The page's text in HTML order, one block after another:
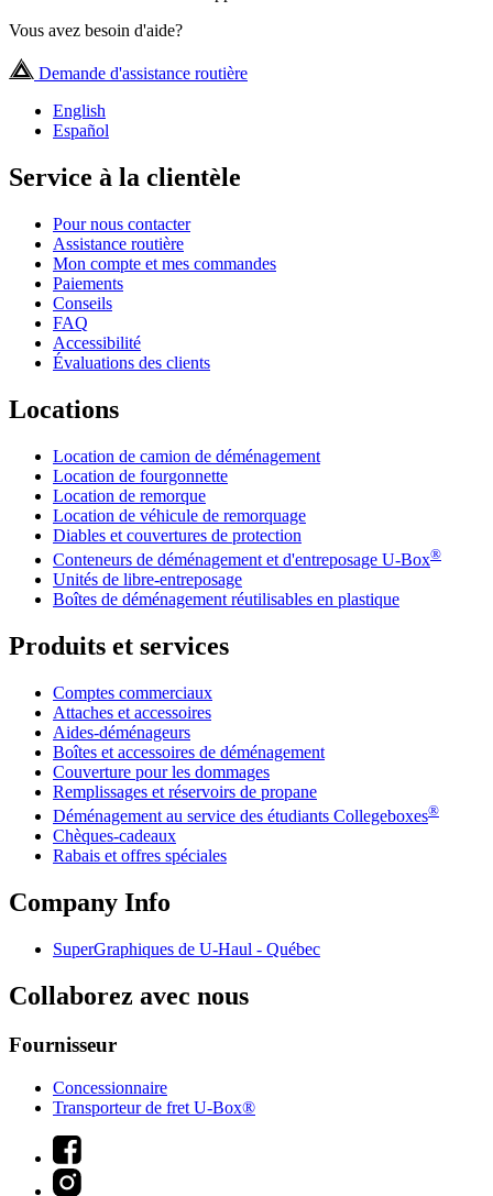
Vous avez besoin d'aide?
Demande d'assistance routière
English
Español
Service à la clientèle
Pour nous contacter
Assistance routière
Mon compte et mes commandes
Paiements
Conseils
FAQ
Accessibilité
Évaluations des clients
Locations
Location de camion de déménagement
Location de fourgonnette
Location de remorque
Location de véhicule de remorquage
Diables et couvertures de protection
Conteneurs de déménagement et d'entreposage U-Box®
Unités de libre-entreposage
Boîtes de déménagement réutilisables en plastique
Produits et services
Comptes commerciaux
Attaches et accessoires
Aides-déménageurs
Boîtes et accessoires de déménagement
Couverture pour les dommages
Remplissages et réservoirs de propane
Déménagement au service des étudiants Collegeboxes®
Chèques-cadeaux
Rabais et offres spéciales
Company Info
SuperGraphiques de U-Haul - Québec
Collaborez avec nous
Fournisseur
Concessionnaire
Transporteur de fret U-Box®